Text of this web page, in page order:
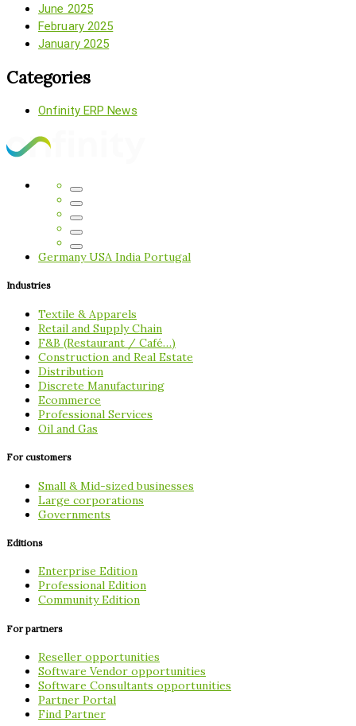
June 2025
February 2025
January 2025
Categories
Onfinity ERP News
GermanyUSA India Portugal
Industries
Textile & Apparels
Retail and Supply Chain
F&B (Restaurant / Café…)
Construction and Real Estate
Distribution
Discrete Manufacturing
Ecommerce
Professional Services
Oil and Gas
For customers
Small & Mid-sized businesses
Large corporations
Governments
Editions
Enterprise Edition
Professional Edition
Community Edition
For partners
Reseller opportunities
Software Vendor opportunities
Software Consultants opportunities
Partner Portal
Find Partner